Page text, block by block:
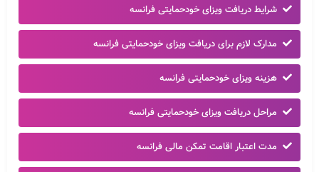
شرایط دریافت ویزای خودحمایتی فرانسه
مدارک لازم برای دریافت ویزای خودحمایتی فرانسه
هزینه ویزای خودحمایتی فرانسه
مراحل دریافت ویزای خودحمایتی فرانسه
مدت اعتبار اقامت تمکن مالی فرانسه